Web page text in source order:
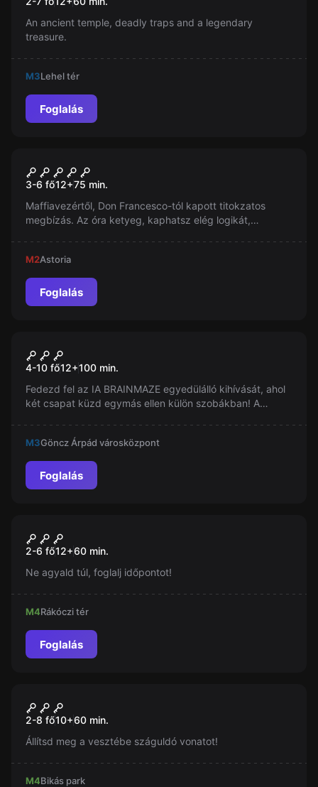
An ancient temple, deadly traps and a legendary
treasure.
M3Lehel tér
Foglalás
Maffia Mission
3-6 fő12+75 min.
Maffiavezértől, Don Francesco-tól kapott titokzatos
megbízás. Az óra ketyeg, kaphatsz elég logikát,
M2Astoria
Foglalás
Új
Szabadulószoba Egymás Ellen
4-10 fő12+100 min.
Fedezd fel az IA BRAINMAZE egyedülálló kihívását, ahol
két csapat küzd egymás ellen külön szobákban! A
szabadul meg előbb a rejtélyes kalandból.
M3Göncz Árpád városközpont
Foglalás
Új
Az Észvesztő
2-6 fő12+60 min.
Ne agyald túl, foglalj időpontot!
M4Rákóczi tér
Foglalás
Új
Száguldás a végtelenbe
2-8 fő10+60 min.
Állítsd meg a vesztébe száguldó vonatot!
M4Bikás park